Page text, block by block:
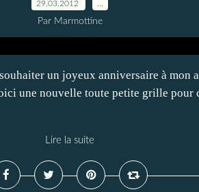
29.03.2012
Par Marmottine
un joyeux anniversaire à mon
une nouvelle toute petite grille pour
Lire la suite